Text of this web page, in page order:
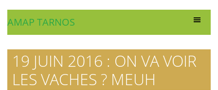
AMAP TARNOS
19 JUIN 2016 : ON VA VOIR
LES VACHES ? MEUH